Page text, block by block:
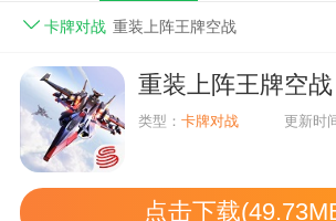
卡牌对战 重装上阵王牌空战
重装上阵王牌空战
类型：卡牌对战 更新时
点击下载